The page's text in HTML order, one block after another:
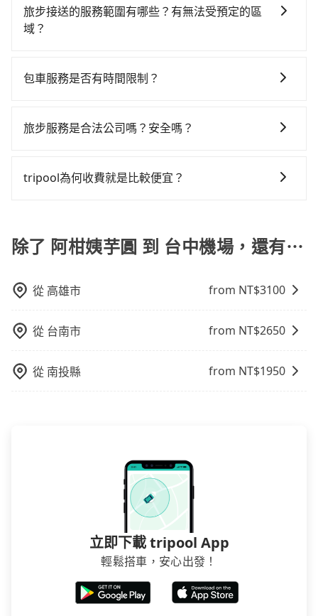
的地。全程加上轉車時間共3小時，假設一人獨行，交通
費總計3,200元，而且阿柑姨芋圓位在郊區/鄉村地區，
程車，可能得等很久，或者根本等不到任何空車出
預約包車，不僅至少額外負擔70元車資，而且更會額外
區，計程車並不會在街上巡迴。你幾乎不可能直接攔到
車。當地的計程車通常只接受電話預約，臨時叫車可能
佳選擇。
明： 包車：可以依照個人行程需要靈活安排時間，價格
依平台預定時價格而定，通常愈長程價格CP值愈高。 計
比包車貴。 白牌車：通常價格較包車便宜，但司機素
旅步接送的服務範圍有哪些？有無法受預定的區
域？
們都能提供服務。
包車服務是否有時間限制？
程安排。
旅步服務是合法公司嗎？安全嗎？
定用車，旅步只使用合法車輛及通過嚴格審查的職業司
tripool為何收費就是比較便宜？
因為司機素質比較差、車上會有煙味、或者車齡過大，
但事實恰恰相反。tripool不僅有嚴密的篩選機制，定期
機也絕對不會在車內吸煙，於新冠肺炎期間也絕對全程
因來自於自行研發的AI車輛調度演算法，能有效降低空
車率，也就是提高俗稱「回頭車」的比例。這不僅體現
在成本的控制，更是在傳統旺季（年假、端午、中秋、
雙十等）能用更少的司機來服務更多的旅客，意味著使
要從阿柑姨芋圓去台中機場，請儘早下訂以把握最划算
除了 阿柑姨芋圓 到 台中機場，還有⋯
從 高雄市 from NT$3100
從 台南市 from NT$2650
從 南投縣 from NT$1950
立即下載 tripool App
輕鬆搭車，安心出發！